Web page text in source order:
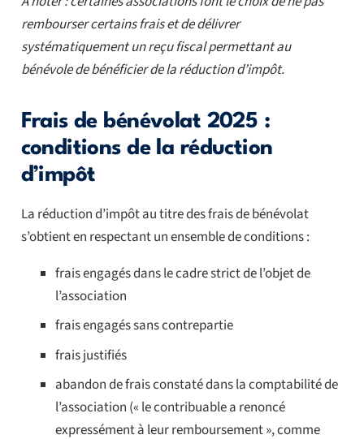
rembourser certains frais et de délivrer
systématiquement un reçu fiscal permettant au
bénévole de bénéficier de la réduction d’impôt.
Frais de bénévolat 2025 :
conditions de la réduction
d’impôt
La réduction d’impôt au titre des frais de bénévolat
s’obtient en respectant un ensemble de conditions :
frais engagés dans le cadre strict de l’objet de
l’association
frais engagés sans contrepartie
frais justifiés
abandon de frais constaté dans la comptabilité de
l’association (« le contribuable a renoncé
expressément à leur remboursement », comme